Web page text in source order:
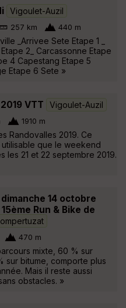
Vigoulet-Auzil
257 km 440 m
_Arrivee Sete Etape 1 _
2_ Carcassonne Etape
4 Capestang Etape 5
Etape 6 Sete »
VTT Vigoulet-Auzil
1910 m
Randovalles 2019. Ce
que le weekend
les 21 et 22 septembre 2019.
14 octobre
Run & Bike de
470 m
mixte, 60 % sur
sur bitume, comporte plus
Mais il reste aussi
obstacles. »